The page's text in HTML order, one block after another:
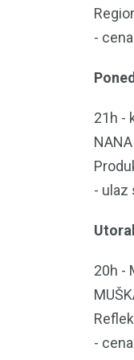
-
21h -
NANA
- ulaz
20h -
-